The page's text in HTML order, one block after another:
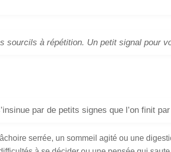
sourcils à répétition. Un petit signal pour
par de petits signes que l’on finit
serrée, un sommeil agité ou une